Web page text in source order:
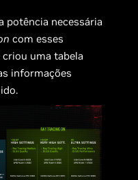
potência necessária
com esses
uma tabela
informações